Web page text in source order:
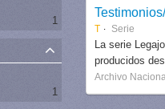
1
1
T Serie
La serie
producidos
Archivo